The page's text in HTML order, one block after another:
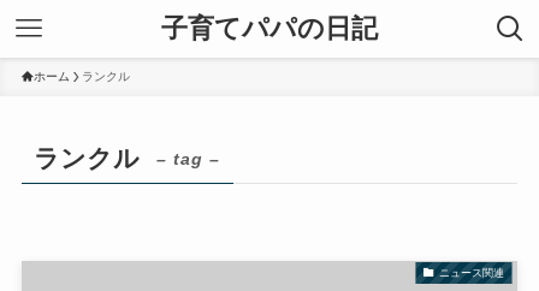
子育てパパの日記
ホーム ランクル
ランクル – tag –
ニュース関連